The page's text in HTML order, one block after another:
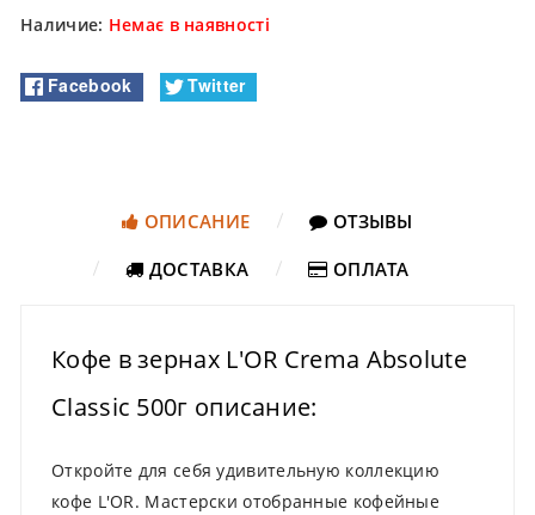
Наличие: Немає в наявності
Facebook Twitter
ОПИСАНИЕ
ОТЗЫВЫ
ДОСТАВКА
ОПЛАТА
Кофе в зернах L'OR Crema Absolute
Classic 500г описание:
Откройте для себя удивительную коллекцию
кофе L'OR. Мастерски отобранные кофейные